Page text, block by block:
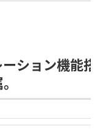
ション機能